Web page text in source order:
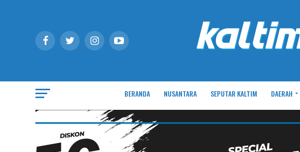
BERANDA NUSANTARA SEPUTAR KALTIM DAERAH